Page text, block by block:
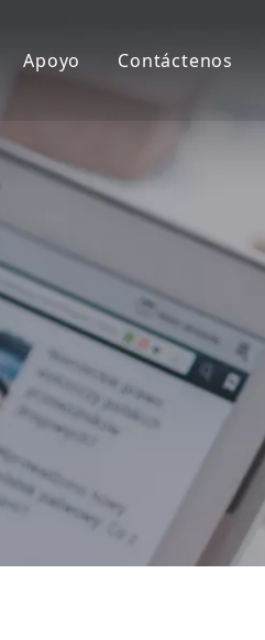
Apoyo Contáctenos